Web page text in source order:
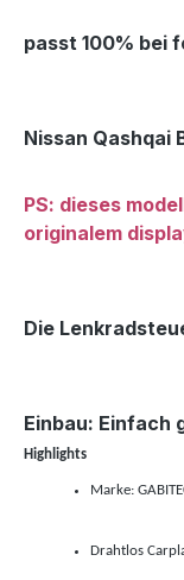
passt 100% bei
Nissan Qashqai
PS: dieses
originalem
Die
Einbau: Einfach
Highlights
Marke:
Drahtlos